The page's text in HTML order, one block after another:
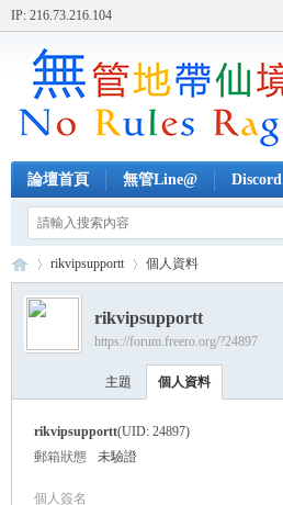
IP: 216.73.216.104
論壇首頁 無管Line@ Discord
›
rikvipsupportt 個人資料
rikvipsupportt
https://forum.freero.org/?24897
主題 個人資料
rikvipsupportt(UID: 24897)
郵箱狀態
未驗證
個人簽名